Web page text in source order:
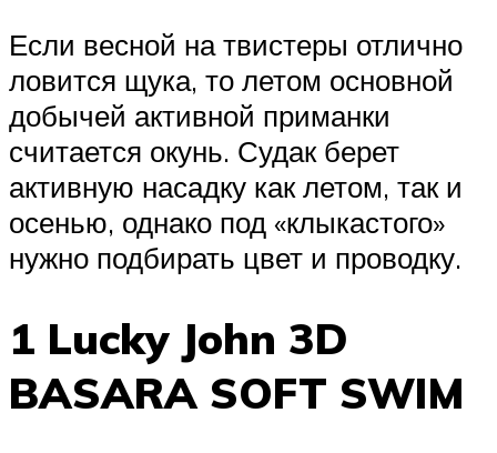
Если весной на твистеры отлично
ловится щука, то летом основной
добычей активной приманки
считается окунь. Судак берет
активную насадку как летом, так и
осенью, однако под «клыкастого»
нужно подбирать цвет и проводку.
1 Lucky John 3D
BASARA SOFT SWIM